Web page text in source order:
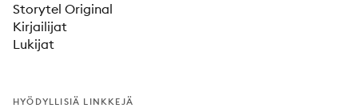
Storytel Original
Kirjailijat
Lukijat
HYÖDYLLISIÄ LINKKEJÄ